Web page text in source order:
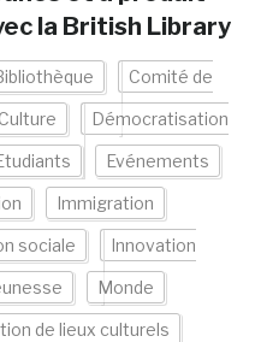
la British Library
Comité de
Culture Démocratisation
Evénements
Immigration
sociale Innovation
Monde
de lieux culturels